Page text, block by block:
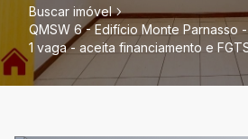
Buscar imóvel
QMSW 6 - Edifício Monte Parnasso
1 vaga - aceita financiamento e